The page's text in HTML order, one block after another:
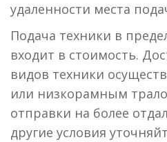
удаленности места
Подача техники в
входит в стоимость.
видов техники
или низкорамным
отправки на более
другие условия